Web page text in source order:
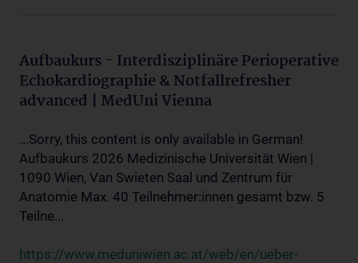
Aufbaukurs - Interdisziplinäre Perioperative
Echokardiographie & Notfallrefresher
advanced | MedUni Vienna
...Sorry, this content is only available in German!
Aufbaukurs 2026 Medizinische Universität Wien |
1090 Wien, Van Swieten Saal und Zentrum für
Anatomie Max. 40 Teilnehmer:innen gesamt bzw. 5
Teilne...
https://www.meduniwien.ac.at/web/en/ueber-